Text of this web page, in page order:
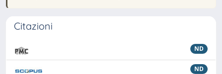
Citazioni
ND
ND